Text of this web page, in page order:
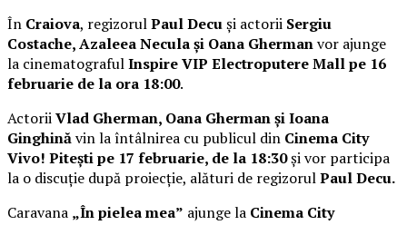
În Craiova, regizorulPaul Decuși actorii Sergiu
Costache, Azaleea Necula și Oana Ghermanvor ajunge
la cinematografulInspire VIP Electroputere Mall pe 16
februarie de la ora 18:00.
ActoriiVlad Gherman, Oana Gherman și Ioana
Ginghinăvin la întâlnirea cu publicul din Cinema City
Vivo! Pitești pe 17 februarie, de la 18:30și vor participa
la o discuție după proiecție, alături de regizorulPaul Decu.
Caravana „În pielea mea” ajunge la Cinema City